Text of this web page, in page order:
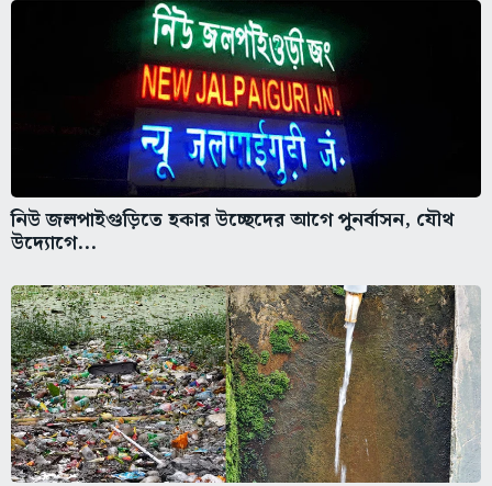
নিউ জলপাইগুড়িতে হকার উচ্ছেদের আগে পুনর্বাসন, যৌথ
উদ্যোগে...